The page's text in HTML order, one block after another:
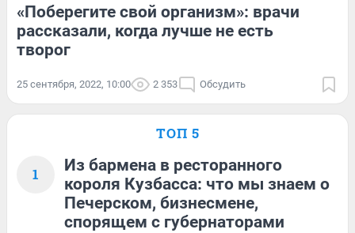
«Поберегите свой организм»: врачи
рассказали, когда лучше не есть
творог
25 сентября, 2022, 10:00 2 353 Обсудить
ТОП 5
1
Из бармена в ресторанного
короля Кузбасса: что мы знаем о
Печерском, бизнесмене,
спорящем с губернаторами